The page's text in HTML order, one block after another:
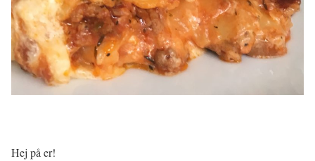
Hej på er!